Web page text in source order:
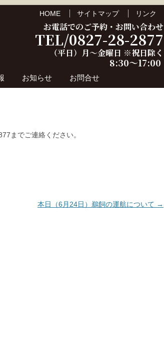
HOME サイトマップ リンク
お電話でのご予約・お問い合わせ
TEL/0827-28-2877
（平日）月～金曜日 ※祝日除く
8:30～17:00
お知らせ お問合せ
までご連絡ください。
本日（6月24日）鵜飼の運航について →